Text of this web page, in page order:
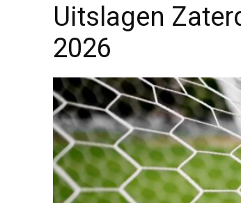
Uitslagen
2026